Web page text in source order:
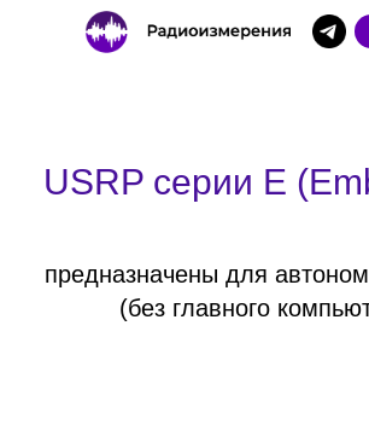
USRP серии E
предназначены для
(без главного